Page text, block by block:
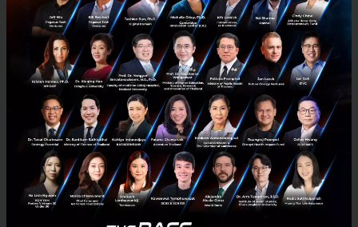
แพง...แต่ทำไมใครๆ ก็ยอมจ่าย? เบื้องหลังความสำเร็จของ